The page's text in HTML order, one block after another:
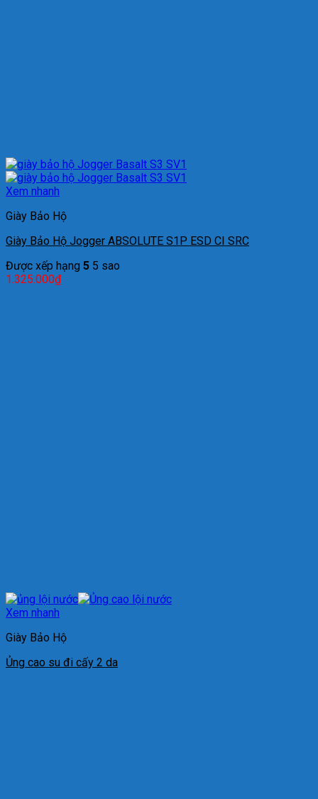
Xem nhanh
Giày Bảo Hộ
Giày Bảo Hộ Jogger ABSOLUTE S1P ESD CI SRC
Được xếp hạng 5 5 sao
1.325.000₫
Xem nhanh
Giày Bảo Hộ
Ủng cao su đi cấy 2 da